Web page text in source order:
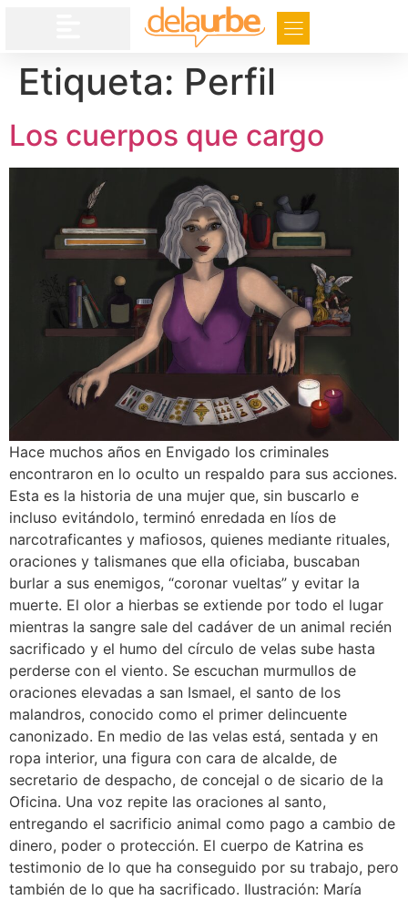
Etiqueta: Perfil
Los cuerpos que cargo
Hace muchos años en Envigado los criminales
encontraron en lo oculto un respaldo para sus acciones.
Esta es la historia de una mujer que, sin buscarlo e
incluso evitándolo, terminó enredada en líos de
narcotraficantes y mafiosos, quienes mediante rituales,
oraciones y talismanes que ella oficiaba, buscaban
burlar a sus enemigos, “coronar vueltas” y evitar la
muerte. El olor a hierbas se extiende por todo el lugar
mientras la sangre sale del cadáver de un animal recién
sacrificado y el humo del círculo de velas sube hasta
perderse con el viento. Se escuchan murmullos de
oraciones elevadas a san Ismael, el santo de los
malandros, conocido como el primer delincuente
canonizado. En medio de las velas está, sentada y en
ropa interior, una figura con cara de alcalde, de
secretario de despacho, de concejal o de sicario de la
Oficina. Una voz repite las oraciones al santo,
entregando el sacrificio animal como pago a cambio de
dinero, poder o protección. El cuerpo de Katrina es
testimonio de lo que ha conseguido por su trabajo, pero
también de lo que ha sacrificado. Ilustración: María